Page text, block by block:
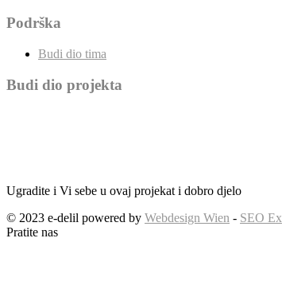
Podrška
Budi dio tima
Budi dio projekta
Ugradite i Vi sebe u ovaj projekat i dobro djelo
© 2023 e-delil powered by Webdesign Wien - SEO
Pratite nas